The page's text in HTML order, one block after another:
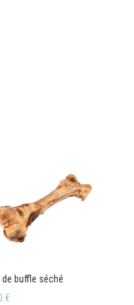
de buffle séché
€